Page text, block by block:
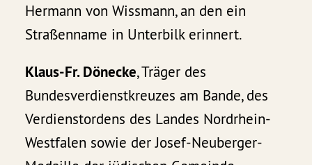
Hermann von Wissmann, an den ein
Straßenname in Unterbilk erinnert.
Klaus-Fr. Dönecke, Träger des
Bundesverdienstkreuzes am Bande, des
Verdienstordens des Landes Nordrhein-
Westfalen sowie der Josef-Neuberger-